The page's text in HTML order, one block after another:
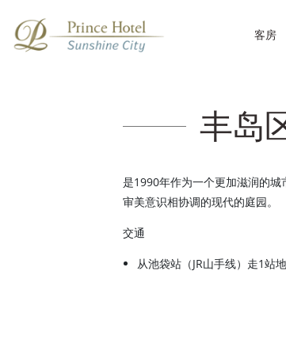
客房
丰岛
是1990年作为一个更加滋润的
审美意识相协调的现代的庭园。
交通
从池袋站（JR山手线）走1站